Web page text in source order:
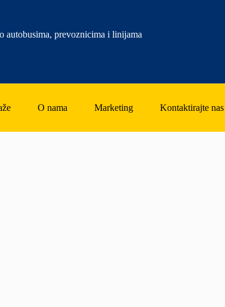
autobusima, prevoznicima i linijama
O nama Marketing Kontaktirajte nas